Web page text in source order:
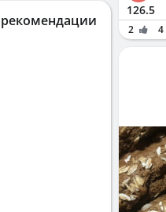
126.5
2 4